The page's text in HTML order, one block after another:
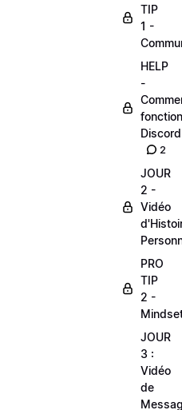
TIP
1 -
HELP
-
Discord
2
JOUR
2 -
Vidéo
PRO
TIP
2 -
JOUR
3 :
Vidéo
de